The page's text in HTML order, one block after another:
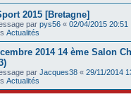
2015 [Bretagne]
parpys56 «02/04/2015 20:51
Actualités
2014 14 ème Salon
parJacques38 «29/11/2014
Actualités